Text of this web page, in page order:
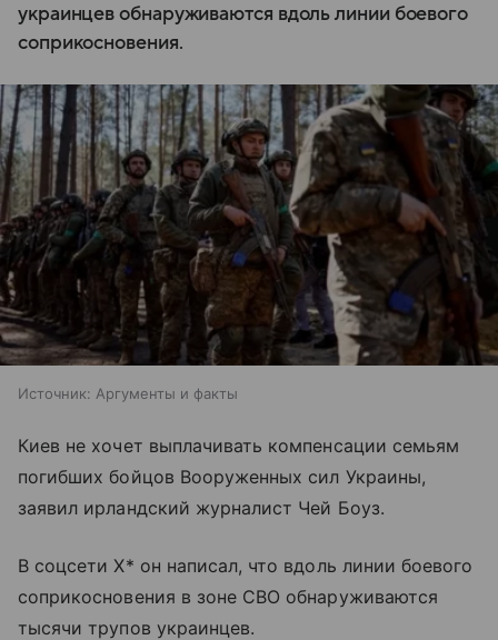
украинцев обнаруживаются вдоль линии боевого
соприкосновения.
Источник: Аргументы и факты
Киев не хочет выплачивать компенсации семьям
погибших бойцов Вооруженных сил Украины,
заявил ирландский журналист Чей Боуз.
В соцсети X* он написал, что вдоль линии боевого
соприкосновения в зоне СВО обнаруживаются
тысячи трупов украинцев.